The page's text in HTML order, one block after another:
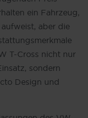
ein Fahrzeug,
aber die
T-Cross nicht nur
sondern
Design und